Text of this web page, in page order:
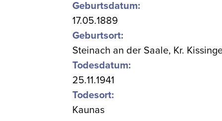
Geburtsdatum:
17.05.1889
Geburtsort:
Steinach an der Saale, Kr.
Todesdatum:
25.11.1941
Todesort:
Kaunas